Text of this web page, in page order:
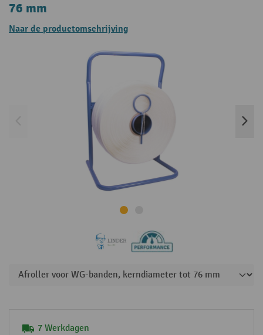
76 mm
Naar de productomschrijving
7 Werkdagen